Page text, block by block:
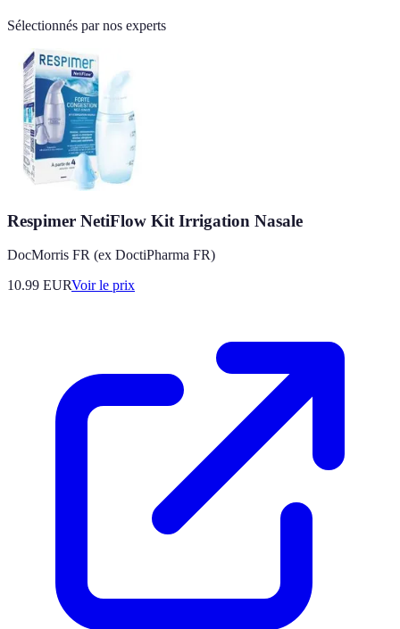
Sélectionnés par nos experts
Respimer NetiFlow Kit Irrigation Nasale
DocMorris FR (ex DoctiPharma FR)
10.99 EURVoir le prix